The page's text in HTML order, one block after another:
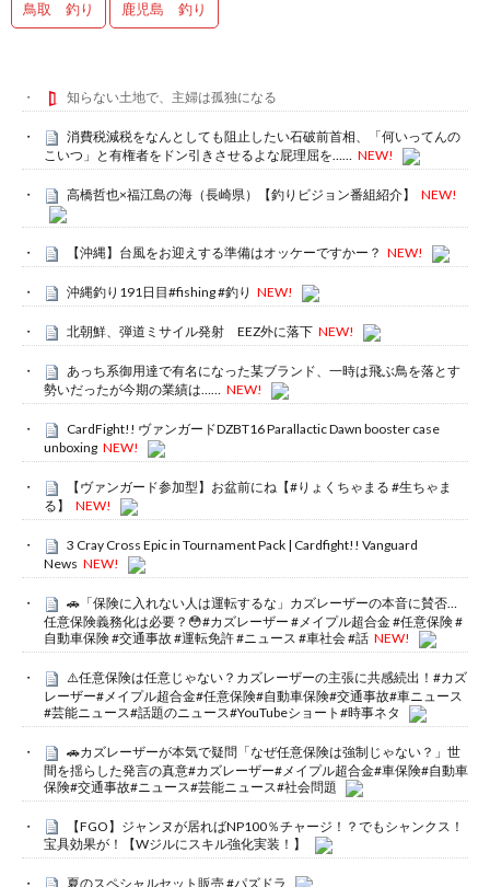
鳥取 釣り 鹿児島 釣り
知らない土地で、主婦は孤独になる
消費税減税をなんとしても阻止したい石破前首相、「何いってんの
こいつ」と有権者をドン引きさせるよな屁理屈を…… NEW!
高橋哲也×福江島の海（長崎県）【釣りビジョン番組紹介】 NEW!
【沖縄】台風をお迎えする準備はオッケーですかー？ NEW!
沖縄釣り191日目#fishing #釣り NEW!
北朝鮮、弾道ミサイル発射 EEZ外に落下 NEW!
あっち系御用達で有名になった某ブランド、一時は飛ぶ鳥を落とす
勢いだったが今期の業績は……
NEW!
CardFight!! ヴァンガードDZBT16 Parallactic Dawn booster case
unboxing NEW!
【ヴァンガード参加型】お盆前にね【#りょくちゃまる #生ちゃま
る】
NEW!
3 Cray Cross Epic in Tournament Pack | Cardfight!! Vanguard
News NEW!
🚗「保険に入れない人は運転するな」カズレーザーの本音に賛否…
任意保険義務化は必要？😳#カズレーザー #メイプル超合金 #任意保険 #
自動車保険 #交通事故 #運転免許 #ニュース #車社会 #話 NEW!
⚠️任意保険は任意じゃない？カズレーザーの主張に共感続出！#カズ
レーザー#メイプル超合金#任意保険#自動車保険#交通事故#車ニュース
#芸能ニュース#話題のニュース#YouTubeショート#時事ネタ
🚗カズレーザーが本気で疑問「なぜ任意保険は強制じゃない？」世
間を揺らした発言の真意#カズレーザー#メイプル超合金#車保険#自動車
保険#交通事故#ニュース#芸能ニュース#社会問題
【FGO】ジャンヌが居ればNP100％チャージ！？でもシャンクス！
宝具効果が！【Wジルにスキル強化実装！】
夏のスペシャルセット販売 #パズドラ